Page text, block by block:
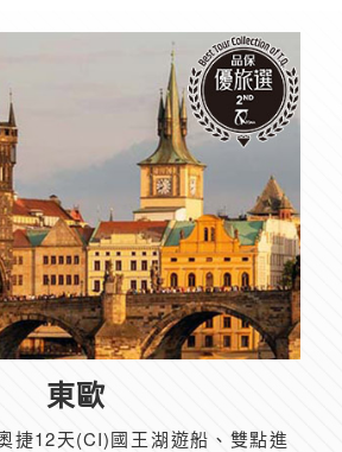
東歐
捷12天(CI)國王湖遊船、雙點進